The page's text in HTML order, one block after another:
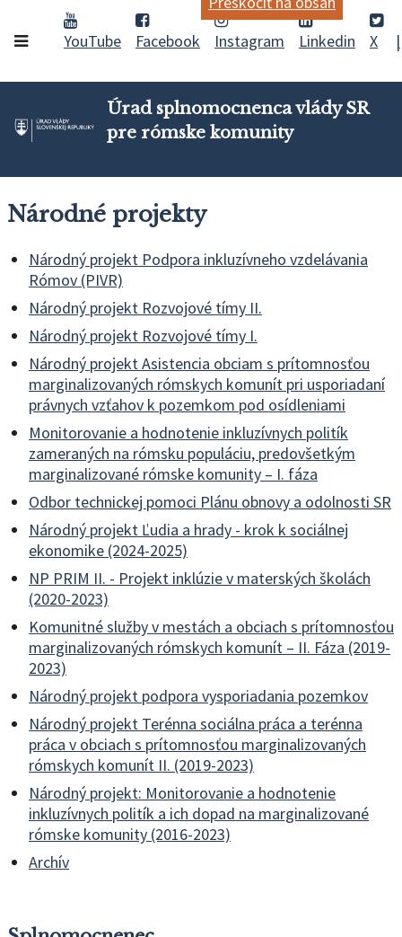
YouTube
Facebook Instagram Linkedin X
Úrad splnomocnenca vlády SR
pre rómske komunity
Národné projekty
Národný projekt Podpora inkluzívneho vzdelávania
Rómov (PIVR)
Národný projekt Rozvojové tímy II.
Národný projekt Rozvojové tímy I.
Národný projekt Asistencia obciam s prítomnosťou
marginalizovaných rómskych komunít pri usporiadaní
právnych vzťahov k pozemkom pod osídleniami
Monitorovanie a hodnotenie inkluzívnych politík
zameraných na rómsku populáciu, predovšetkým
marginalizované rómske komunity – I. fáza
Odbor technickej pomoci Plánu obnovy a odolnosti SR
Národný projekt Ľudia a hrady - krok k sociálnej
ekonomike (2024-2025)
NP PRIM II. - Projekt inklúzie v materských školách
(2020-2023)
Komunitné služby v mestách a obciach s prítomnosťou
marginalizovaných rómskych komunít – II. Fáza (2019-
2023)
Národný projekt podpora vysporiadania pozemkov
Národný projekt Terénna sociálna práca a terénna
práca v obciach s prítomnosťou marginalizovaných
rómskych komunít II. (2019-2023)
Národný projekt: Monitorovanie a hodnotenie
inkluzívnych politík a ich dopad na marginalizované
rómske komunity (2016-2023)
Archív